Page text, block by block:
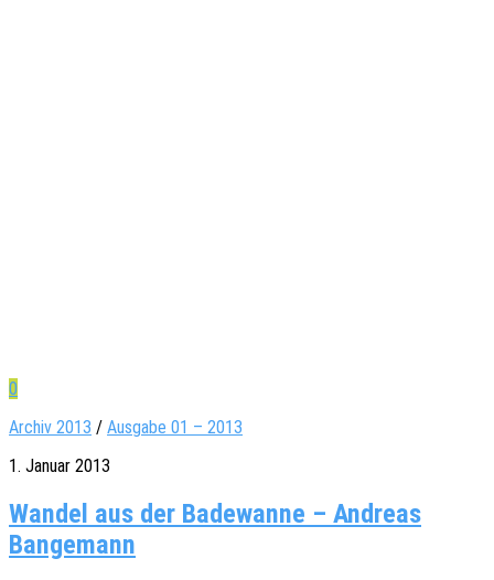
0
Archiv 2013 / Ausgabe 01 – 2013
1. Januar 2013
Wandel aus der Badewanne – Andreas
Bangemann